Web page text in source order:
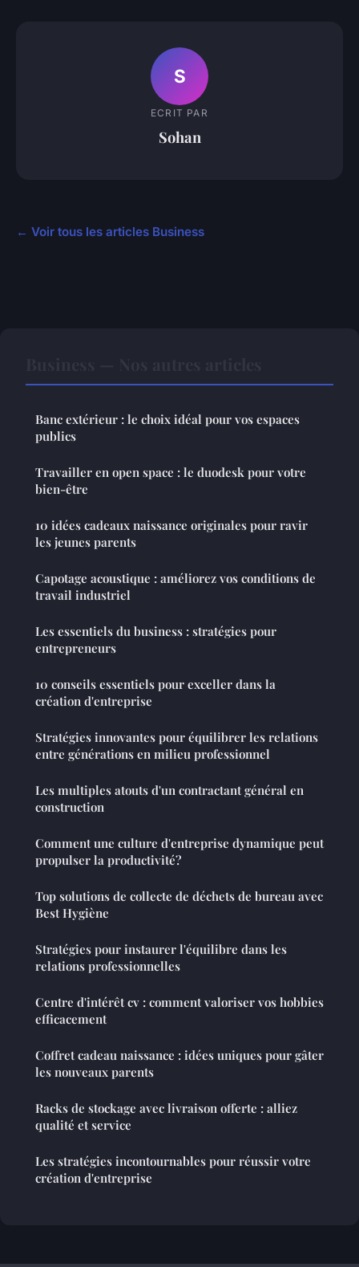
S
ECRIT PAR
Sohan
← Voir tous les articles Business
Banc extérieur : le choix idéal pour vos espaces
publics
Travailler en open space : le duodesk pour votre
bien-être
10 idées cadeaux naissance originales pour ravir
les jeunes parents
Capotage acoustique : améliorez vos conditions de
travail industriel
Les essentiels du business : stratégies pour
entrepreneurs
10 conseils essentiels pour exceller dans la
création d'entreprise
Stratégies innovantes pour équilibrer les relations
entre générations en milieu professionnel
Les multiples atouts d'un contractant général en
construction
Comment une culture d'entreprise dynamique peut
propulser la productivité?
Top solutions de collecte de déchets de bureau avec
Best Hygiène
Stratégies pour instaurer l'équilibre dans les
relations professionnelles
Centre d'intérêt cv : comment valoriser vos hobbies
efficacement
Coffret cadeau naissance : idées uniques pour gâter
les nouveaux parents
Racks de stockage avec livraison offerte : alliez
qualité et service
Les stratégies incontournables pour réussir votre
création d'entreprise